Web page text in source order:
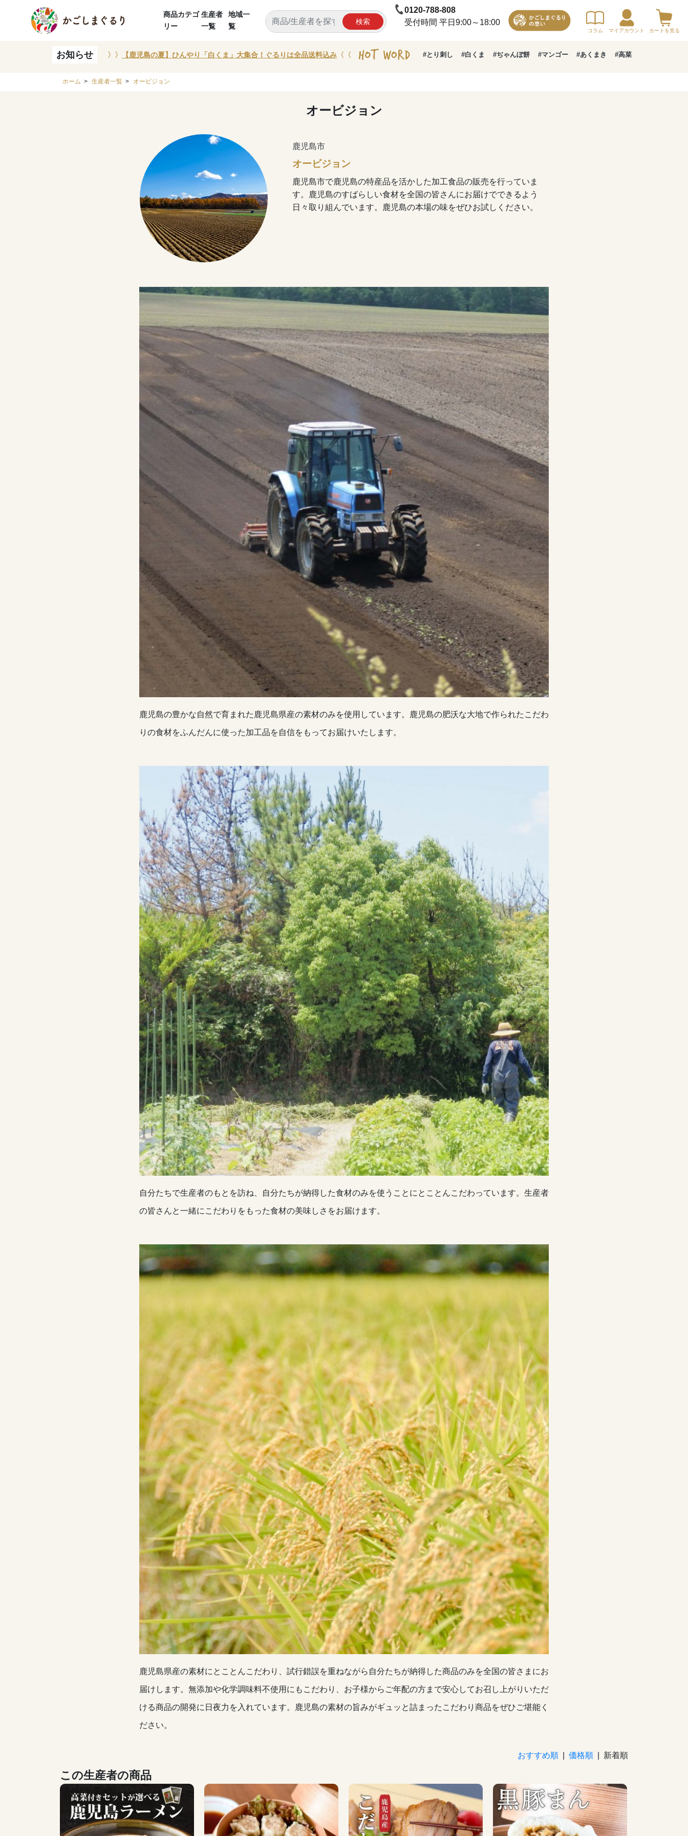
商品カテゴ
リー
生産者
一覧
地域一
覧
検索
0120-788-808
受付時間 平日9:00～18:00
コラム マイアカウント カートを見る
お知らせ 〉〉 【鹿児島の夏】ひんやり「白くま」大集合！ぐるりは全品送料込み 〈〈 #とり刺し #白くま #ぢゃんぼ餅 #マンゴー #あくまき #高菜
ホーム > 生産者一覧 > オービジョン
オービジョン
鹿児島市
オービジョン
鹿児島市で鹿児島の特産品を活かした加工食品の販売を行っていま
す。鹿児島のすばらしい食材を全国の皆さんにお届けでできるよう
日々取り組んでいます。鹿児島の本場の味をぜひお試しください。
鹿児島の豊かな自然で育まれた鹿児島県産の素材のみを使用しています。鹿児島の肥沃な大地で作られたこだわ
りの食材をふんだんに使った加工品を自信をもってお届けいたします。
自分たちで生産者のもとを訪ね、自分たちが納得した食材のみを使うことにとことんこだわっています。生産者
の皆さんと一緒にこだわりをもった食材の美味しさをお届けます。
鹿児島県産の素材にとことんこだわり、試行錯誤を重ねながら自分たちが納得した商品のみを全国の皆さまにお
届けします。無添加や化学調味料不使用にもこだわり、お子様からご年配の方まで安心してお召し上がりいただ
ける商品の開発に日夜力を入れています。鹿児島の素材の旨みがギュッと詰まったこだわり商品をぜひご堪能く
ださい。
おすすめ順 価格順 | 新着順
この生産者の商品